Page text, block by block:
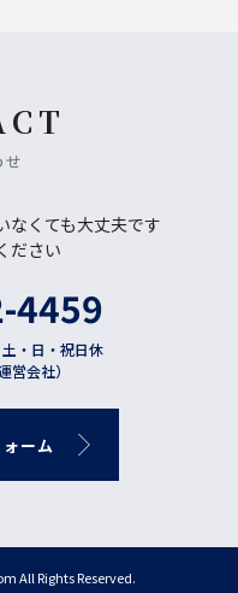
なくても大丈夫です
ださい
4459
・日・祝日休
営会社）
ォーム
All Rights Reserved.